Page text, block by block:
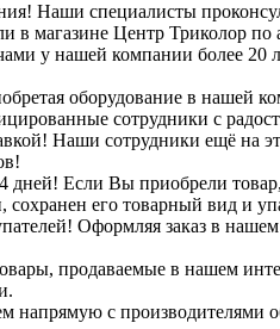
Наши специалисты
в магазине Центр Триколор по
у нашей компании более 20
оборудование в нашей
сотрудники с
Наши сотрудники ещё на
дней! Если Вы приобрели
сохранен его товарный вид и
Оформляя заказ в
продаваемые в нашем
напрямую с производителями